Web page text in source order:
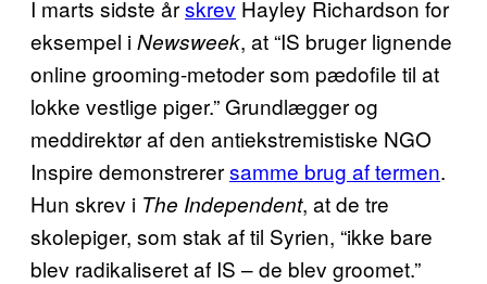
I marts sidste årskrev Hayley Richardson for
eksempel iNewsweek, at “IS bruger lignende
online grooming-metoder som pædofile til at
lokke vestlige piger.” Grundlægger og
meddirektør af den antiekstremistiske NGO
Inspire demonstrerersamme brug af termen.
Hun skrev i The Independent, at de tre
skolepiger, som stak af til Syrien, “ikke bare
blev radikaliseret af IS – de blev groomet.”